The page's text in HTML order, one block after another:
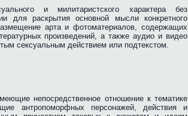
и милитаристского характера без
для раскрытия основной мысли конкретного
арта и фотоматериалов, содержащих
произведений, а также аудио и видео
сексуальным действием или подтекстом.
непосредственное отношение к тематике
антропоморфных персонажей, действия и